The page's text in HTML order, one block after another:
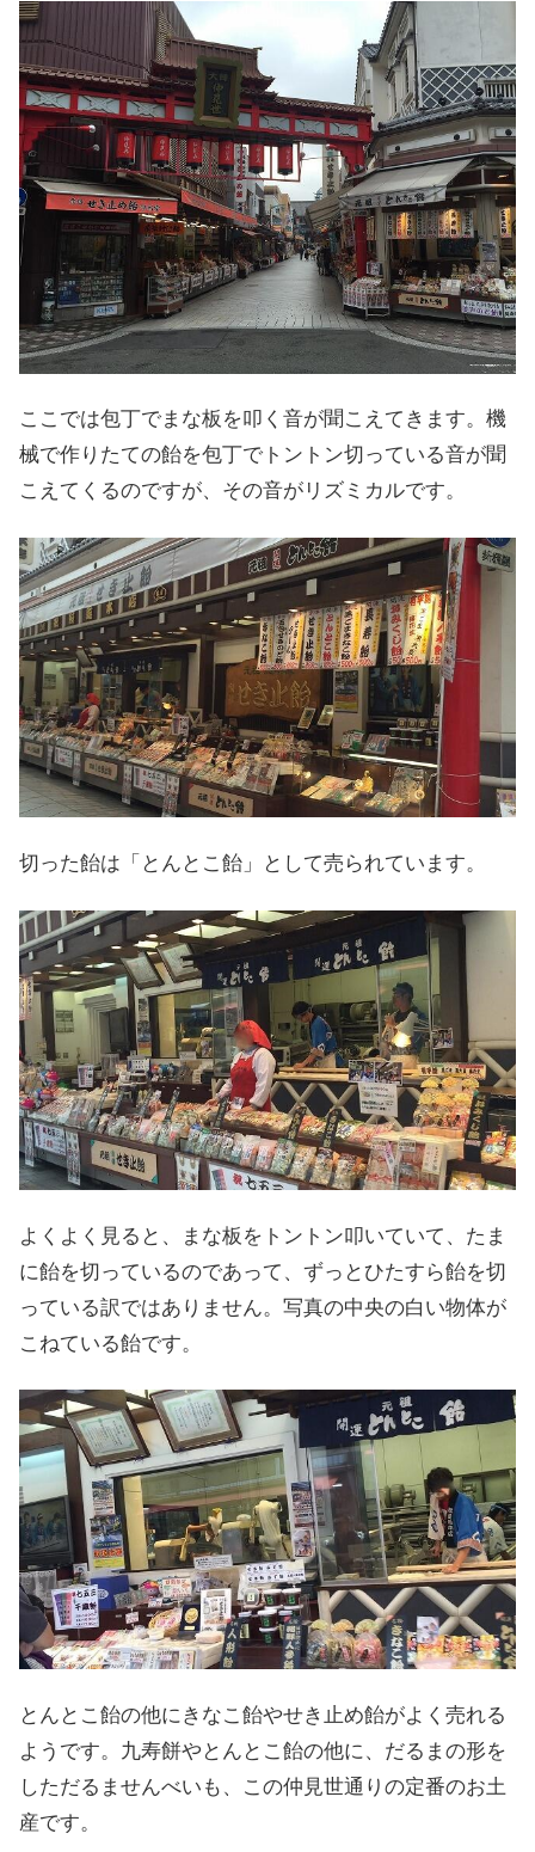
ここでは包丁でまな板を叩く音が聞こえてきます。機
械で作りたての飴を包丁でトントン切っている音が聞
こえてくるのですが、その音がリズミカルです。
切った飴は「とんとこ飴」として売られています。
よくよく見ると、まな板をトントン叩いていて、たま
に飴を切っているのであって、ずっとひたすら飴を切
っている訳ではありません。写真の中央の白い物体が
こねている飴です。
とんとこ飴の他にきなこ飴やせき止め飴がよく売れる
ようです。九寿餅やとんとこ飴の他に、だるまの形を
しただるませんべいも、この仲見世通りの定番のお土
産です。